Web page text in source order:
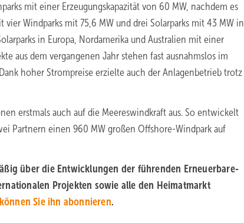
mit einer Erzeugungskapazität von 60 MW, nachdem es
Windparks mit 75,6 MW und drei Solarparks mit 43 MW in
in Europa, Nordamerika und Australien mit einer
aus dem vergangenen Jahr stehen fast ausnahmslos im
hoher Strompreise erzielte auch der Anlagenbetrieb trotz
erstmals auch auf die Meereswindkraft aus. So entwickelt
Partnern einen 960 MW großen Offshore-Windpark auf
über die Entwicklungen der führenden Erneuerbare-
Projekten sowie alle den Heimatmarkt
Sie ihn abonnieren.